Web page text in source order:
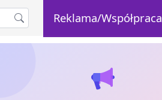
Reklama/Współpraca